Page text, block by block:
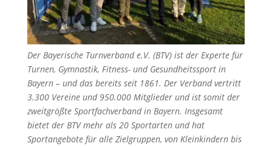
Der Bayerische Turnverband e.V. (BTV) ist der Experte für
Turnen, Gymnastik, Fitness- und Gesundheitssport in
Bayern – und das bereits seit 1861. Der Verband vertritt
3.300 Vereine und 950.000 Mitglieder und ist somit der
zweitgrößte Sportfachverband in Bayern. Insgesamt
bietet der BTV mehr als 20 Sportarten und hat
Sportangebote für alle Zielgruppen, von Kleinkindern bis